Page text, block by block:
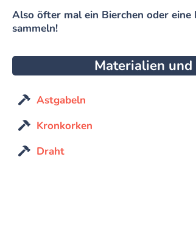
Also öfter mal ein Bierchen oder eine
sammeln!
Materialien
Astgabeln
Kronkorken
Draht